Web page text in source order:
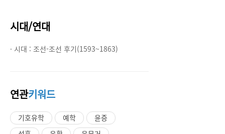
시대/연대
· 시대 : 조선-조선 후기(1593~1863)
연관키워드
기호유학 예학
윤증